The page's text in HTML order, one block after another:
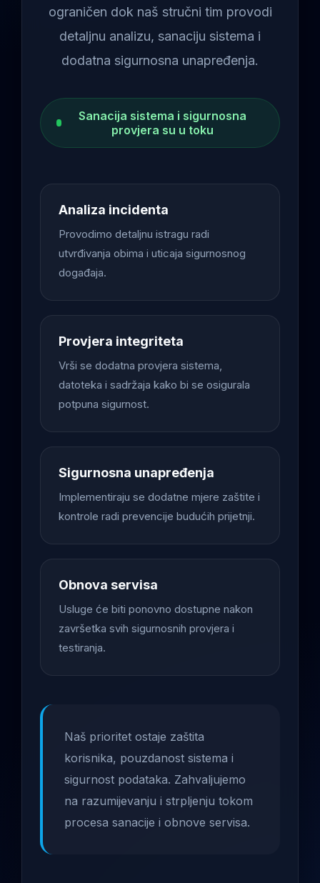
ograničen dok naš stručni tim provodi
detaljnu analizu, sanaciju sistema i
dodatna sigurnosna unapređenja.
Sanacija sistema i sigurnosna
provjera su u toku
Analiza incidenta
Provodimo detaljnu istragu radi
utvrđivanja obima i uticaja sigurnosnog
događaja.
Provjera integriteta
Vrši se dodatna provjera sistema,
datoteka i sadržaja kako bi se osigurala
potpuna sigurnost.
Sigurnosna unapređenja
Implementiraju se dodatne mjere zaštite i
kontrole radi prevencije budućih prijetnji.
Obnova servisa
Usluge će biti ponovno dostupne nakon
završetka svih sigurnosnih provjera i
testiranja.
Naš prioritet ostaje zaštita
korisnika, pouzdanost sistema i
sigurnost podataka. Zahvaljujemo
na razumijevanju i strpljenju tokom
procesa sanacije i obnove servisa.